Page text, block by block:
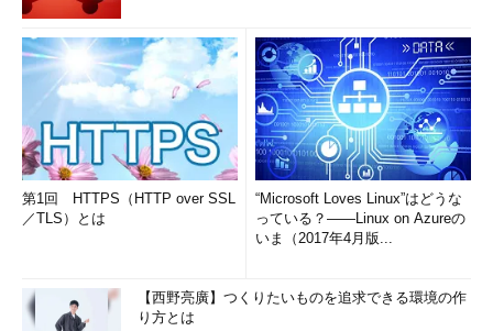
第1回 HTTPS（HTTP over SSL
／TLS）とは
“Microsoft Loves Linux”はどうな
っている？――Linux on Azureの
いま（2017年4月版...
【西野亮廣】つくりたいものを追求できる環境の作
り方とは